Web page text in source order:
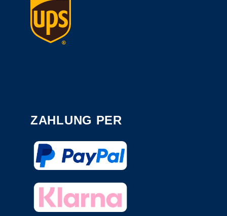
ZAHLUNG PER